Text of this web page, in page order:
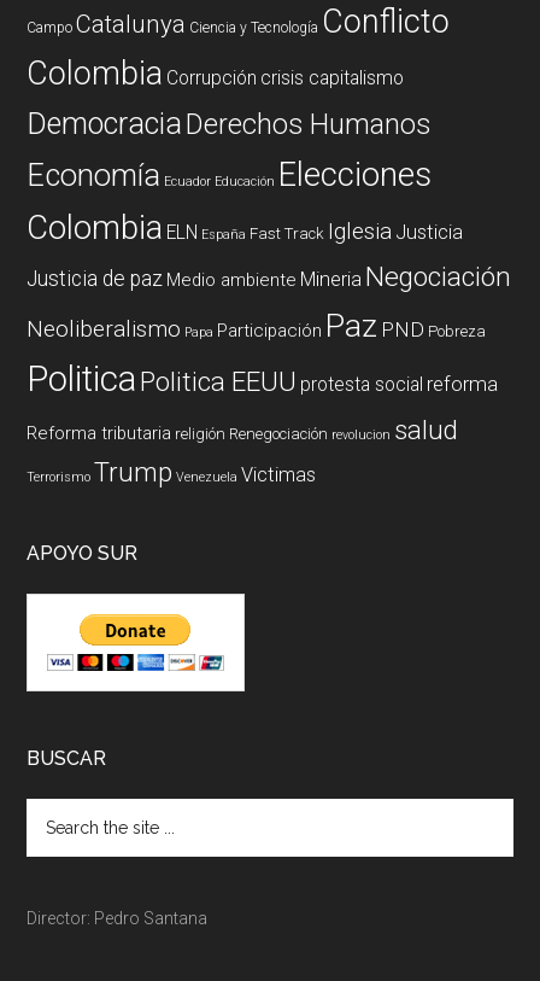
Campo Catalunya Ciencia y Tecnología Conflicto
Colombia Corrupción crisis capitalismo
DemocraciaDerechos Humanos
Economía Ecuador Educación Elecciones
Colombia ELN España Fast Track Iglesia Justicia
Justicia de paz Medio ambiente Mineria Negociación
Neoliberalismo Papa Participación Paz PND Pobreza
PoliticaPolitica EEUU protesta social reforma
Reforma tributaria religión Renegociación revolucion salud
Terrorismo Trump Venezuela Victimas
APOYO SUR
BUSCAR
Director: Pedro Santana